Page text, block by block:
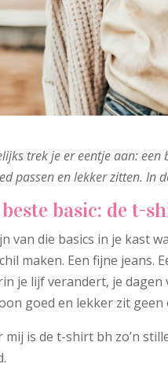
trek je er eentje aan:
passen en lekker zitten. In
basic: de t-
van die basics in je kast
maken. Een fijne jeans.
je lijf verandert, je
goed en lekker zit geen
mij is de t-shirt bh zo’n